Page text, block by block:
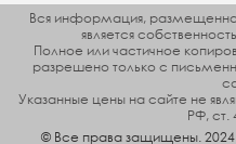
Вся информация,
является
Полное или частичное
разрешено только с
Указанные цены на сайте не
РФ, cт.
© Все права защищены. 2024